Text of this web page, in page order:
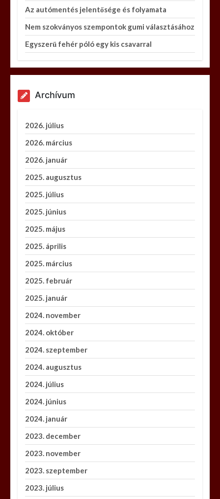
Az autómentés jelentősége és folyamata
Nem szokványos szempontok gumi választásához
Egyszerű fehér póló egy kis csavarral
Archívum
2026. július
2026. március
2026. január
2025. augusztus
2025. július
2025. június
2025. május
2025. április
2025. március
2025. február
2025. január
2024. november
2024. október
2024. szeptember
2024. augusztus
2024. július
2024. június
2024. január
2023. december
2023. november
2023. szeptember
2023. július